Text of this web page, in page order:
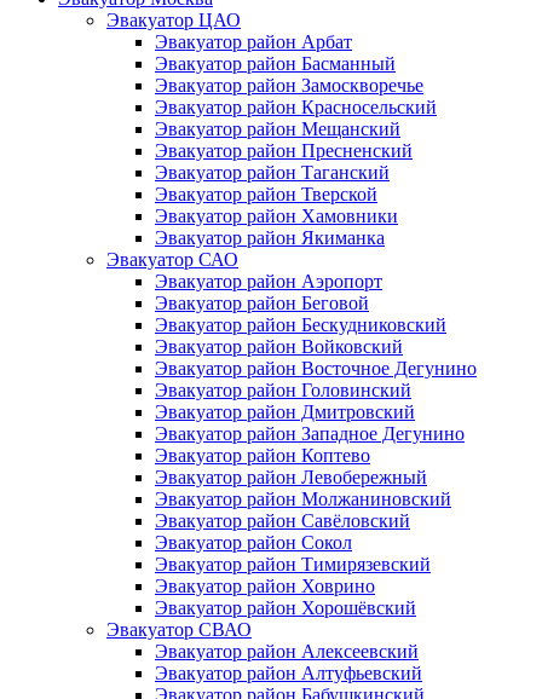
Эвакуатор ЦАО
Эвакуатор район Арбат
Эвакуатор район Басманный
Эвакуатор район Замоскворечье
Эвакуатор район Красносельский
Эвакуатор район Мещанский
Эвакуатор район Пресненский
Эвакуатор район Таганский
Эвакуатор район Тверской
Эвакуатор район Хамовники
Эвакуатор район Якиманка
Эвакуатор САО
Эвакуатор район Аэропорт
Эвакуатор район Беговой
Эвакуатор район Бескудниковский
Эвакуатор район Войковский
Эвакуатор район Восточное Дегунино
Эвакуатор район Головинский
Эвакуатор район Дмитровский
Эвакуатор район Западное Дегунино
Эвакуатор район Коптево
Эвакуатор район Левобережный
Эвакуатор район Молжаниновский
Эвакуатор район Савёловский
Эвакуатор район Сокол
Эвакуатор район Тимирязевский
Эвакуатор район Ховрино
Эвакуатор район Хорошёвский
Эвакуатор СВАО
Эвакуатор район Алексеевский
Эвакуатор район Алтуфьевский